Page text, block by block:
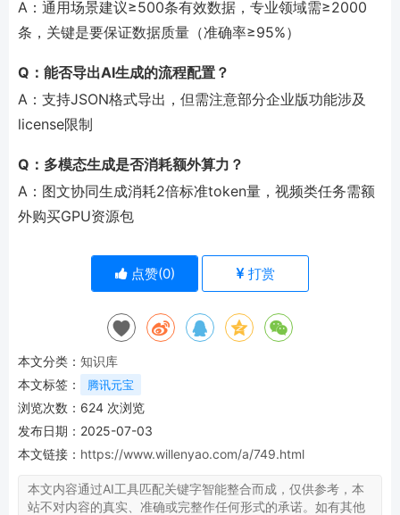
A：通用场景建议≥500条有效数据，专业领域需≥2000
条，关键是要保证数据质量（准确率≥95%）
Q：能否导出AI生成的流程配置？
A：支持JSON格式导出，但需注意部分企业版功能涉及
license限制
Q：多模态生成是否消耗额外算力？
A：图文协同生成消耗2倍标准token量，视频类任务需额
外购买GPU资源包
点赞(0) 打赏
本文分类： 知识库
本文标签：
腾讯元宝
浏览次数： 624 次浏览
发布日期：2025-07-03
本文链接： https://www.willenyao.com/a/749.html
本文内容通过AI工具匹配关键字智能整合而成，仅供参考，本
站不对内容的真实、准确或完整作任何形式的承诺。如有其他